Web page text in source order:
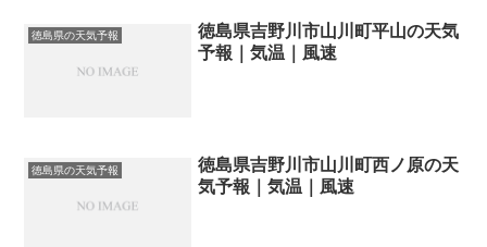
徳島県の天気予報
徳島県吉野川市山川町平山の天気
予報｜気温｜風速
徳島県の天気予報
徳島県吉野川市山川町西ノ原の天
気予報｜気温｜風速